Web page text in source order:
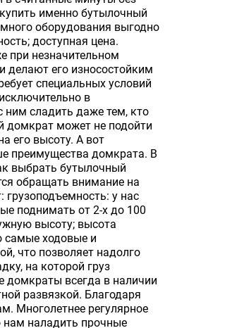
именно бутылочный
оборудования выгодно
доступная цена.
при незначительном
делают его износостойким
специальных условий
в
ним сладить даже тем, кто
домкрат может не подойти
его высоту. А вот
преимущества домкрата. В
выбрать бутылочный
обращать внимание на
грузоподъемность: у нас
поднимать от 2-х до 100
высоту; высота
самые ходовые и
что позволяет надолго
на которой груз
домкраты всегда в наличии
развязкой. Благодаря
Многолетнее регулярное
наладить прочные